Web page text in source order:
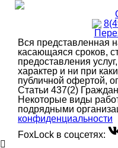
Вся представленная
касающаяся сроков,
предоставления
характер и ни при
публичной офертой,
Статьи 437(2)
Некоторые виды
подрядными
конфиденциальности
FoxLock в соцсетях: